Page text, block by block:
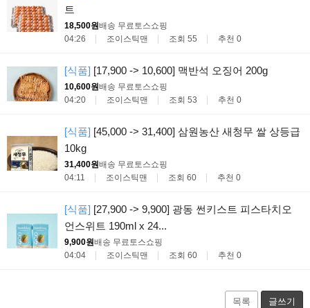
트
18,500원배송 무료토스쇼핑
04:26
조이스틱맨 조회 55 추천 0
[식품] [17,900 -> 10,600] 맥반석 오징어 200g
10,600원배송 무료토스쇼핑
04:20
조이스틱맨 조회 53 추천 0
[식품] [45,000 -> 31,400] 삼원농산 새청무 쌀 상등급
10kg
31,400원배송 무료토스쇼핑
04:11
조이스틱맨 조회 60 추천 0
[식품] [27,900 -> 9,900] 광동 썬키스트 피스타치오
언스위트 190ml x 24...
9,900원배송 무료토스쇼핑
04:04
조이스틱맨 조회 60 추천 0
목록 글쓰기